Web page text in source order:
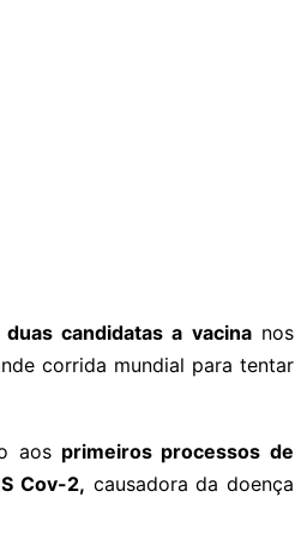
duas candidatas a vacinanos
corrida mundial para tentar
aosprimeiros processos de
Cov-2, causadora da doença